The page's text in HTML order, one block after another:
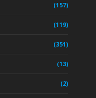
(157)
(119)
(351)
(13)
(2)